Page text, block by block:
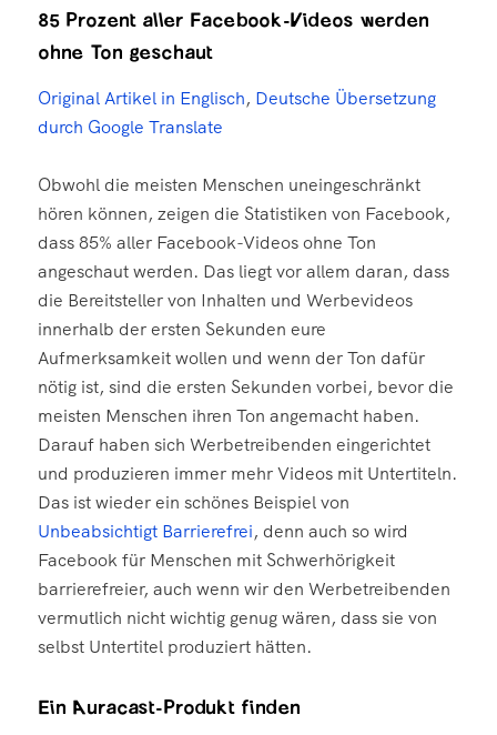
85 Prozent aller Facebook-Videos werden
ohne Ton geschaut
Original Artikel in Englisch, Deutsche Übersetzung
durch Google Translate
Obwohl die meisten Menschen uneingeschränkt
hören können, zeigen die Statistiken von Facebook,
dass 85% aller Facebook-Videos ohne Ton
angeschaut werden. Das liegt vor allem daran, dass
die Bereitsteller von Inhalten und Werbevideos
innerhalb der ersten Sekunden eure
Aufmerksamkeit wollen und wenn der Ton dafür
nötig ist, sind die ersten Sekunden vorbei, bevor die
meisten Menschen ihren Ton angemacht haben.
Darauf haben sich Werbetreibenden eingerichtet
und produzieren immer mehr Videos mit Untertiteln.
Das ist wieder ein schönes Beispiel von
Unbeabsichtigt Barrierefrei, denn auch so wird
Facebook für Menschen mit Schwerhörigkeit
barrierefreier, auch wenn wir den Werbetreibenden
vermutlich nicht wichtig genug wären, dass sie von
selbst Untertitel produziert hätten.
Ein Auracast-Produkt finden